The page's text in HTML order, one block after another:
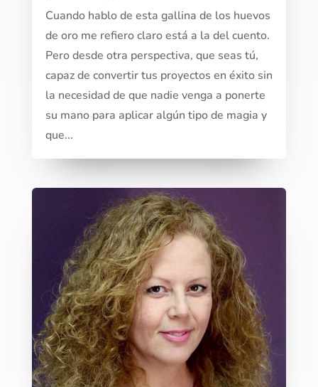
Cuando hablo de esta gallina de los huevos
de oro me refiero claro está a la del cuento.
Pero desde otra perspectiva, que seas tú,
capaz de convertir tus proyectos en éxito sin
la necesidad de que nadie venga a ponerte
su mano para aplicar algún tipo de magia y
que...